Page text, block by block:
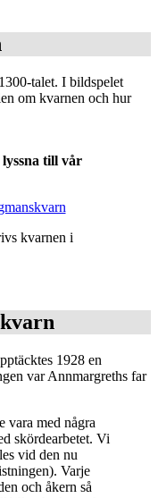
talet. I bildspelet
om kvarnen och hur
till vår
kvarnen i
1928 en
var Annmargreths far
vara med några
skördearbetet. Vi
vid den nu
Varje
och åkern så